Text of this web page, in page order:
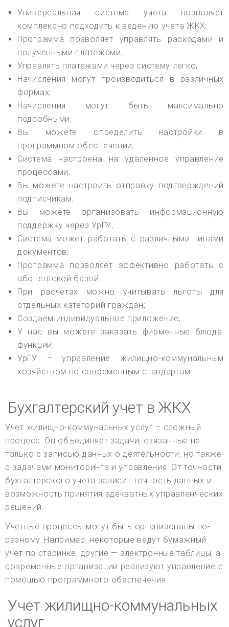
Универсальная система учета позволяет
комплексно подходить к ведению учета ЖКХ;
Программа позволяет управлять расходами и
полученными платежами;
Управлять платежами через систему легко;
Начисления могут производиться в различных
формах;
Начисления могут быть максимально
подробными;
Вы можете определить настройки в
программном обеспечении;
Система настроена на удаленное управление
процессами;
Вы можете настроить отправку подтверждений
подписчикам;
Вы можете организовать информационную
поддержку через УрГУ;
Система может работать с различными типами
документов;
Программа позволяет эффективно работать с
абонентской базой;
При расчетах можно учитывать льготы для
отдельных категорий граждан;
Создаем индивидуальное приложение;
У нас вы можете заказать фирменные блюда.
функции;
УрГУ – управление жилищно-коммунальным
хозяйством по современным стандартам.
Бухгалтерский учет в ЖКХ
Учет жилищно-коммунальных услуг – сложный
процесс. Он объединяет задачи, связанные не
только с записью данных о деятельности, но также
с задачами мониторинга и управления. От точности
бухгалтерского учета зависит точность данных и
возможность принятия адекватных управленческих
решений.
Учетные процессы могут быть организованы по-
разному. Например, некоторые ведут бумажный
учет по старинке, другие — электронные таблицы, а
современные организации реализуют управление с
помощью программного обеспечения.
Учет жилищно-коммунальных
услуг